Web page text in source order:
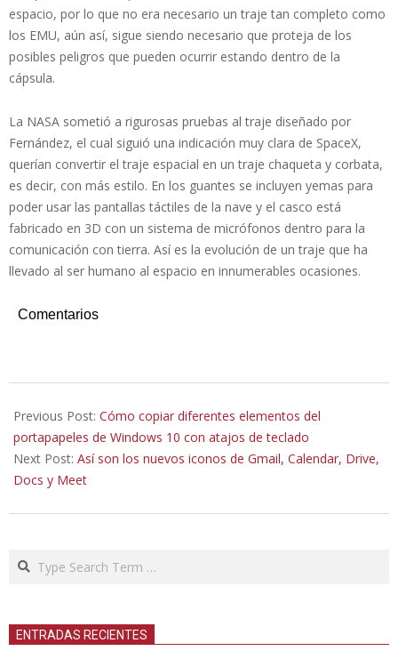
espacio, por lo que no era necesario un traje tan completo como
los EMU, aún así, sigue siendo necesario que proteja de los
posibles peligros que pueden ocurrir estando dentro de la
cápsula.
La NASA sometió a rigurosas pruebas al traje diseñado por
Fernández, el cual siguió una indicación muy clara de SpaceX,
querían convertir el traje espacial en un traje chaqueta y corbata,
es decir, con más estilo. En los guantes se incluyen yemas para
poder usar las pantallas táctiles de la nave y el casco está
fabricado en 3D con un sistema de micrófonos dentro para la
comunicación con tierra. Así es la evolución de un traje que ha
llevado al ser humano al espacio en innumerables ocasiones.
Comentarios
10-
07
Previous Post: Cómo copiar diferentes elementos del
portapapeles de Windows 10 con atajos de teclado
Next Post: Así son los nuevos iconos de Gmail, Calendar, Drive,
Docs y Meet
Search
ENTRADAS RECIENTES